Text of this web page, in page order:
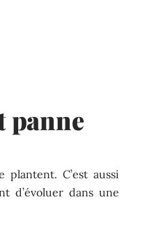
panne
C’est aussi
d’évoluer dans une